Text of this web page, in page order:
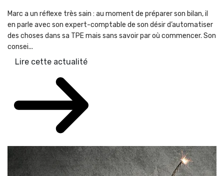
Marc a un réflexe très sain : au moment de préparer son bilan, il
en parle avec son expert-comptable de son désir d’automatiser
des choses dans sa TPE mais sans savoir par où commencer. Son
consei...
Lire cette actualité